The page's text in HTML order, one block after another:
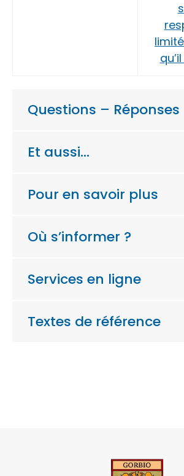
Questions – Réponses
Et aussi…
Pour en savoir plus
Où s’informer ?
Services en ligne
Textes de référence